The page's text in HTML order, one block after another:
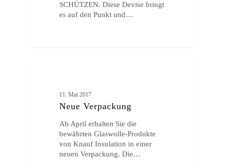
SCHÜTZEN. Diese Devise bringt
es auf den Punkt und…
11. Mai 2017
Neue Verpackung
Ab April erhalten Sie die
bewährten Glaswolle-Produkte
von Knauf Insulation in einer
neuen Verpackung. Die…